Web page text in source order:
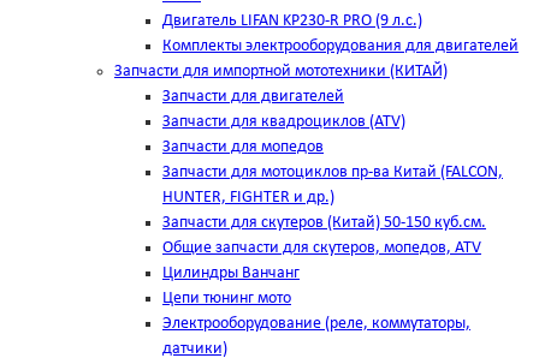
Двигатель LIFAN KP230-R PRO (9 л.с.)
Комплекты электрооборудования для двигателей
Запчасти для импортной мототехники (КИТАЙ)
Запчасти для двигателей
Запчасти для квадроциклов (ATV)
Запчасти для мопедов
Запчасти для мотоциклов пр-ва Китай (FALCON,
HUNTER, FIGHTER и др.)
Запчасти для скутеров (Китай) 50-150 куб.см.
Общие запчасти для скутеров, мопедов, ATV
Цилиндры Ванчанг
Цепи тюнинг мото
Электрооборудование (реле, коммутаторы,
датчики)